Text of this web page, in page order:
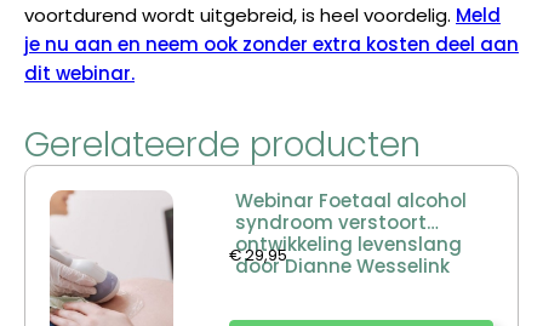
voortdurend wordt uitgebreid, is heel voordelig. Meld
je nu aan en neem ook zonder extra kosten deel aan
dit webinar.
Gerelateerde producten
Webinar Foetaal alcohol
syndroom verstoort
ontwikkeling levenslang
door Dianne Wesselink
€29,95